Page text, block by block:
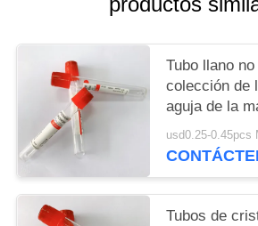
Tubo llano
colección de
aguja de la
colección de
usd0.25-0.45pcs
Tubos de